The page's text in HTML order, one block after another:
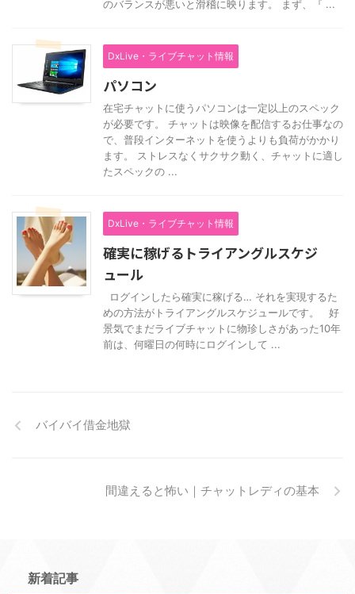
のバランスが悪いと滑稽に映ります。 まず、『 ...
DxLive・ライブチャット情報
パソコン
在宅チャットに使うパソコンは一定以上のスペック
が必要です。 チャットは映像を配信するお仕事なの
で、普段インターネットを使うよりも負荷がかかり
ます。 ストレスなくサクサク動く、チャットに適し
たスペックの ...
DxLive・ライブチャット情報
確実に稼げるトライアングルスケジ
ュール
ログインしたら確実に稼げる… それを実現するた
めの方法がトライアングルスケジュールです。 好
景気でまだライブチャットに物珍しさがあった10年
前は、何曜日の何時にログインして ...
バイバイ借金地獄
間違えると怖い｜チャットレディの基本
新着記事